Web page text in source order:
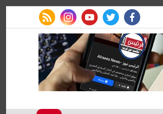
facebook
twitter
youtube
instagram
rss feed